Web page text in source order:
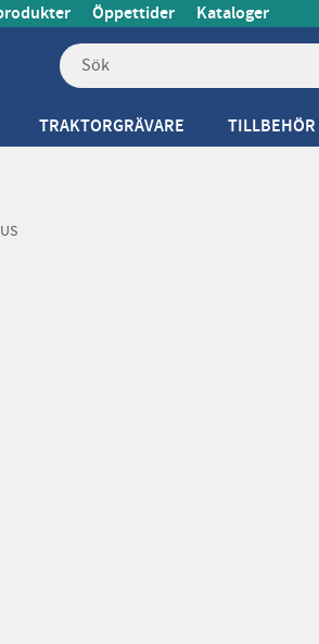
Öppettider Kataloger
TRAKTORGRÄVARE TILLBEHÖR